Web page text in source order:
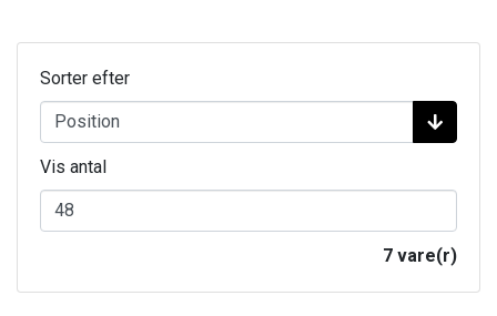
Sorter efter
Vis antal
7 vare(r)